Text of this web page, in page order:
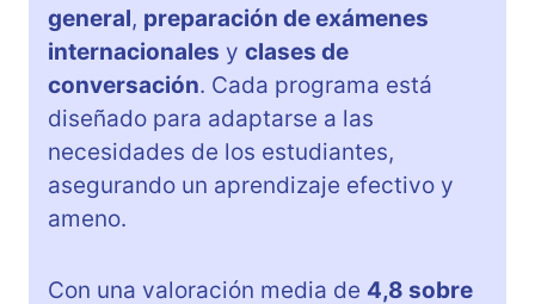
general, preparación de exámenes
internacionales y clases de
conversación. Cada programa está
diseñado para adaptarse a las
necesidades de los estudiantes,
asegurando un aprendizaje efectivo y
ameno.
Con una valoración media de 4,8 sobre